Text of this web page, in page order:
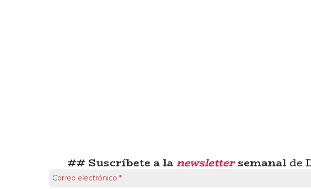
## Suscríbete a lanewslettersemanal de